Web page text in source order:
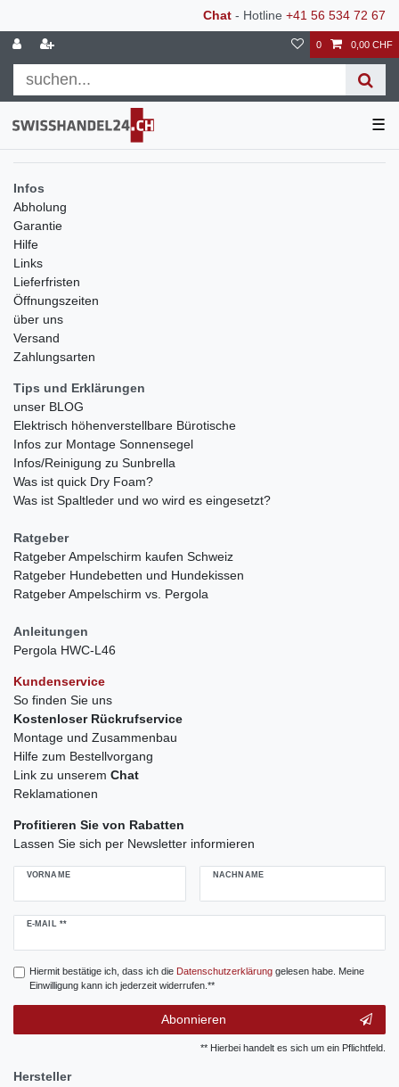
Chat - Hotline +41 56 534 72 67
0 0,00 CHF
☰
Infos
Abholung
Garantie
Hilfe
Links
Lieferfristen
Öffnungszeiten
über uns
Versand
Zahlungsarten
Tips und Erklärungen
unser BLOG
Elektrisch höhenverstellbare Bürotische
Infos zur Montage Sonnensegel
Infos/Reinigung zu Sunbrella
Was ist quick Dry Foam?
Was ist Spaltleder und wo wird es eingesetzt?
Ratgeber
Ratgeber Ampelschirm kaufen Schweiz
Ratgeber Hundebetten und Hundekissen
Ratgeber Ampelschirm vs. Pergola
Anleitungen
Pergola HWC-L46
Kundenservice
So finden Sie uns
Kostenloser Rückrufservice
Montage und Zusammenbau
Hilfe zum Bestellvorgang
Link zu unserem Chat
Reklamationen
Profitieren Sie von Rabatten
Lassen Sie sich per Newsletter informieren
VORNAME NACHNAME
E-MAIL **
Newsletter
Hiermit bestätige ich, dass ich die Daten­schutz­erklärunggelesen habe. Meine
Einwilligung kann ich jederzeit widerrufen.**
Abonnieren
** Hierbei handelt es sich um ein Pflichtfeld.
Hersteller